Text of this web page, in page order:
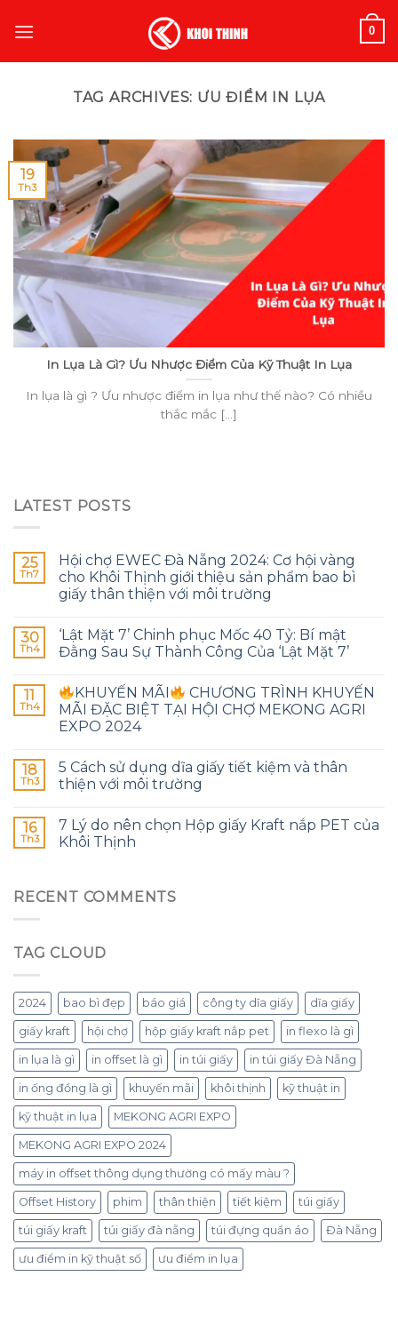
0
TAG ARCHIVES: ƯU ĐIỂM IN LỤA
LATEST POSTS
25
Th7
Hội chợ EWEC Đà Nẵng 2024: Cơ hội vàng
cho Khôi Thịnh giới thiệu sản phẩm bao bì
giấy thân thiện với môi trường
30
Th4
‘Lật Mặt 7’ Chinh phục Mốc 40 Tỷ: Bí mật
Đằng Sau Sự Thành Công Của ‘Lật Mặt 7’
11
Th4
KHUYẾN MÃI
CHƯƠNG TRÌNH KHUYẾN
MÃI ĐẶC BIỆT TẠI HỘI CHỢ MEKONG AGRI
EXPO 2024
18
Th3
5 Cách sử dụng dĩa giấy tiết kiệm và thân
thiện với môi trường
16
Th3
7 Lý do nên chọn Hộp giấy Kraft nắp PET của
Khôi Thịnh
RECENT COMMENTS
TAG CLOUD
2024 bao bì đẹp báo giá công ty dĩa giấy dĩa giấy
giấy kraft hội chợ hộp giấy kraft nắp pet in flexo là gì
in lụa là gì in offset là gì in túi giấy in túi giấy Đà Nẵng
in ống đồng là gì khuyến mãi khôi thịnh kỹ thuật in
kỹ thuật in lụa MEKONG AGRI EXPO
MEKONG AGRI EXPO 2024
máy in offset thông dụng thường có mấy màu ?
Offset History phim thân thiện tiết kiệm túi giấy
túi giấy kraft túi giấy đà nẵng túi đựng quần áo Đà Nẵng
ưu điểm in kỹ thuật số ưu điểm in lụa
In Lụa Là Gì? Ưu Nhược Điểm Của Kỹ Thuật In Lụa
In lụa là gì ? Ưu nhược điểm in lụa như thế nào? Có nhiều
thắc mắc [...]
19
Th3